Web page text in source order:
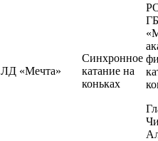
ЛД «Мечта»
Синхронное
катание на
коньках